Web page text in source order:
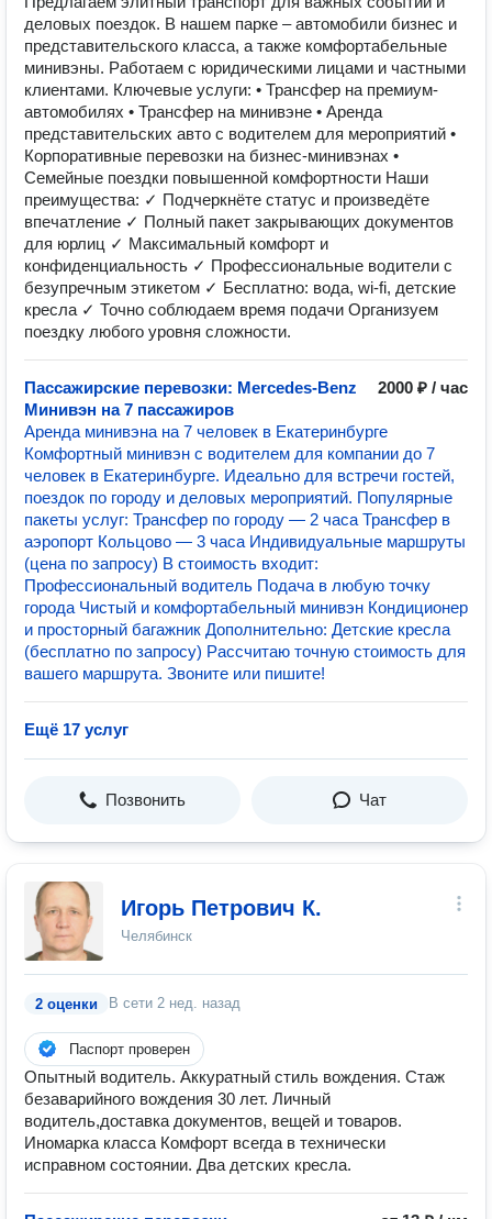
деловых поездок. В нашем парке – автомобили бизнес и
представительского класса, а также комфортабельные
минивэны. Работаем с юридическими лицами и частными
клиентами. Ключевые услуги: • Трансфер на премиум-
автомобилях • Трансфер на минивэне • Аренда
представительских авто с водителем для мероприятий •
Корпоративные перевозки на бизнес-минивэнах •
Семейные поездки повышенной комфортности Наши
преимущества: ✓ Подчеркнёте статус и произведёте
впечатление ✓ Полный пакет закрывающих документов
для юрлиц ✓ Максимальный комфорт и
конфиденциальность ✓ Профессиональные водители с
безупречным этикетом ✓ Бесплатно: вода, wi-fi, детские
кресла ✓ Точно соблюдаем время подачи Организуем
поездку любого уровня сложности.
Пассажирские перевозки: Mercedes-Benz
Минивэн на 7 пассажиров
2000 ₽ / час
Аренда минивэна на 7 человек в Екатеринбурге
Комфортный минивэн с водителем для компании до 7
человек в Екатеринбурге. Идеально для встречи гостей,
поездок по городу и деловых мероприятий. Популярные
пакеты услуг: Трансфер по городу — 2 часа Трансфер в
аэропорт Кольцово — 3 часа Индивидуальные маршруты
(цена по запросу) В стоимость входит:
Профессиональный водитель Подача в любую точку
города Чистый и комфортабельный минивэн Кондиционер
и просторный багажник Дополнительно: Детские кресла
(бесплатно по запросу) Рассчитаю точную стоимость для
вашего маршрута. Звоните или пишите!
Ещё 17 услуг
Позвонить Чат
Игорь Петрович К.
Челябинск
2 оценки В сети 2 нед. назад
Паспорт проверен
Опытный водитель. Аккуратный стиль вождения. Стаж
безаварийного вождения 30 лет. Личный
водитель,доставка документов, вещей и товаров.
Иномарка класса Комфорт всегда в технически
исправном состоянии. Два детских кресла.